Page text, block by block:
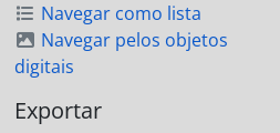
Navegar como lista
Navegar pelos objetos
digitais
Exportar